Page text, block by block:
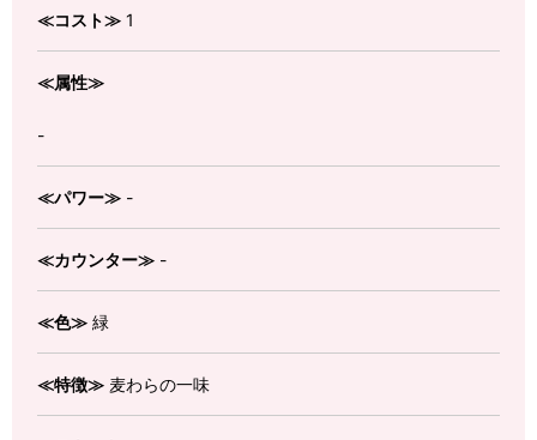
≪コスト≫ 1
≪属性≫
-
≪パワー≫ -
≪カウンター≫ -
≪色≫ 緑
≪特徴≫ 麦わらの一味